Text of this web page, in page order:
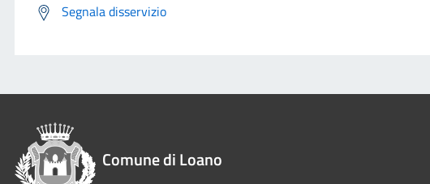
Segnala disservizio
Comune di Loano